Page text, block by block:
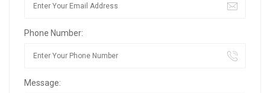
Phone Number:
Message: